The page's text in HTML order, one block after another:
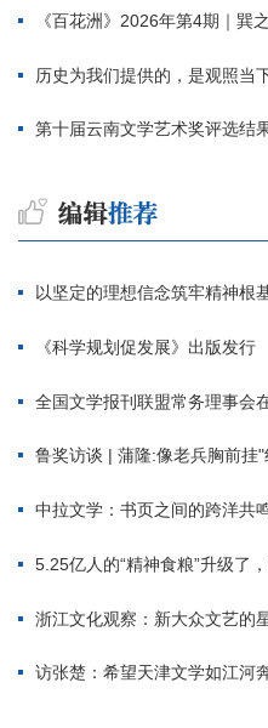
《百花洲》2026年第4期｜巽
历史为我们提供的，是观照当下
第十届云南文学艺术奖评选结
以坚定的理想信念筑牢精神根
《科学规划促发展》出版发行
全国文学报刊联盟常务理事会
鲁奖访谈 | 蒲隆:像老兵胸前挂
中拉文学：书页之间的跨洋共
5.25亿人的“精神食粮”升级了
浙江文化观察：新大众文艺的
访张楚：希望天津文学如江河